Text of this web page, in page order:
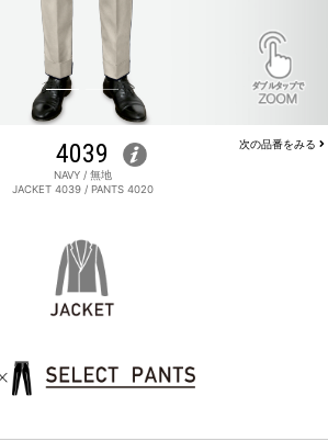
4039
NAVY / 無地
JACKET 4039 / PANTS 4020
次の品番をみる